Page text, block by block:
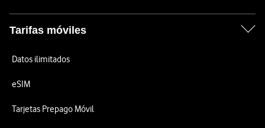
Tarifas móviles
Datos ilimitados
eSIM
Tarjetas Prepago Móvil